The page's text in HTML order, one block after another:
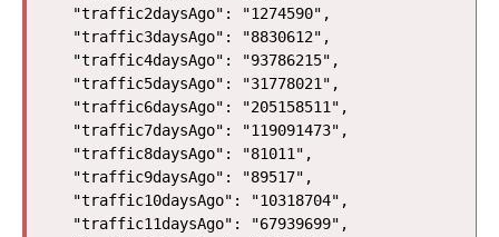
  "traffic2daysAgo": "1274590",
  "traffic3daysAgo": "8830612",
  "traffic4daysAgo": "93786215",
  "traffic5daysAgo": "31778021",
  "traffic6daysAgo": "205158511",
  "traffic7daysAgo": "119091473",
  "traffic8daysAgo": "81011",
  "traffic9daysAgo": "89517",
  "traffic10daysAgo": "10318704",
  "traffic11daysAgo": "67939699",